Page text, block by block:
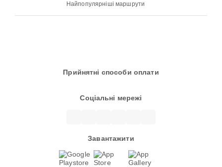
Найпопулярніші маршрути
Прийнятні способи оплати
Соціальні мережі
Завантажити